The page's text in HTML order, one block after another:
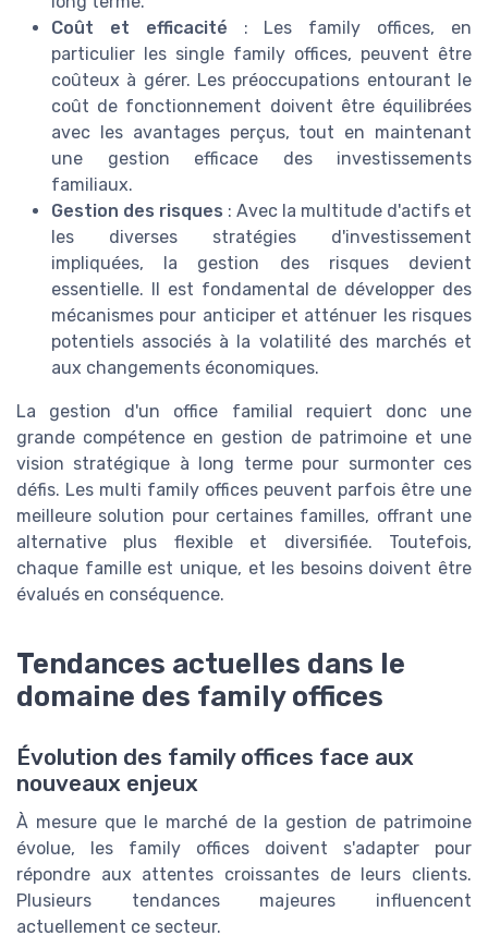
Coût et efficacité : Les family offices, en
particulier les single family offices, peuvent être
coûteux à gérer. Les préoccupations entourant le
coût de fonctionnement doivent être équilibrées
avec les avantages perçus, tout en maintenant
une gestion efficace des investissements
familiaux.
Gestion des risques : Avec la multitude d'actifs et
les diverses stratégies d'investissement
impliquées, la gestion des risques devient
essentielle. Il est fondamental de développer des
mécanismes pour anticiper et atténuer les risques
potentiels associés à la volatilité des marchés et
aux changements économiques.
La gestion d'un office familial requiert donc une
grande compétence en gestion de patrimoine et une
vision stratégique à long terme pour surmonter ces
défis. Les multi family offices peuvent parfois être une
meilleure solution pour certaines familles, offrant une
alternative plus flexible et diversifiée. Toutefois,
chaque famille est unique, et les besoins doivent être
évalués en conséquence.
Tendances actuelles dans le
domaine des family offices
Évolution des family offices face aux
nouveaux enjeux
À mesure que le marché de la gestion de patrimoine
évolue, les family offices doivent s'adapter pour
répondre aux attentes croissantes de leurs clients.
Plusieurs tendances majeures influencent
actuellement ce secteur.